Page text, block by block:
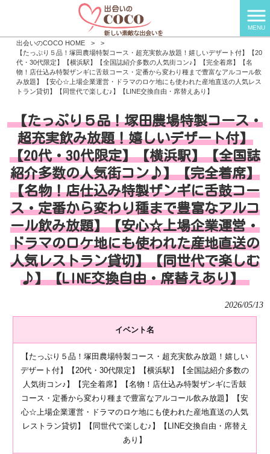
MENU
出会いのCOCO HOME >
>
【たっぷり５品！塚田農場特製コース・超充実飲み放題！嬉しいデザート付】【20
代・30代限定】【横浜駅】【全国誌紹介多数の人気街コン♪】【完全着席】【名
物！店仕込み特製ザンギに舌鼓コース・定番から変わり種まで豊富なアルコール飲
み放題】【安心☆上場企業運営・ドラマのロケ地にも使われた産地直送の人気レス
トラン貸切】【同世代で楽しむ♪】【LINE交換自由・席替えあり】
【たっぷり５品！塚田農場特製コース・
超充実飲み放題！嬉しいデザート付】
【20代・30代限定】【横浜駅】【全国誌
紹介多数の人気街コン♪】【完全着席】
【名物！店仕込み特製ザンギに舌鼓コー
ス・定番から変わり種まで豊富なアルコ
ール飲み放題】【安心☆上場企業運営・
ドラマのロケ地にも使われた産地直送の
人気レストラン貸切】【同世代で楽しむ
♪】【LINE交換自由・席替えあり】
2026/05/13
イベント名
【たっぷり５品！塚田農場特製コース・超充実飲み放題！嬉しい
デザート付】【20代・30代限定】【横浜駅】【全国誌紹介多数の
人気街コン♪】【完全着席】【名物！店仕込み特製ザンギに舌鼓
コース・定番から変わり種まで豊富なアルコール飲み放題】【安
心☆上場企業運営・ドラマのロケ地にも使われた産地直送の人気
レストラン貸切】【同世代で楽しむ♪】【LINE交換自由・席替え
あり】